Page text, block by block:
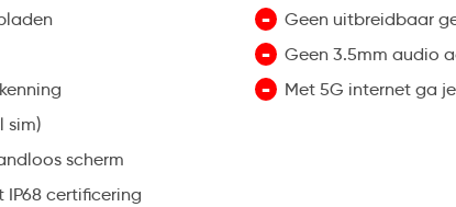
sim)
scherm
IP68 certificering
- Geen uitbreidbaar
- Geen 3.5mm audio
- Met 5G internet ga